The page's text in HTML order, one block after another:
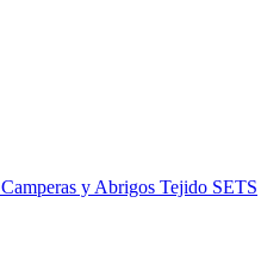
Camperas y Abrigos Tejido SETS